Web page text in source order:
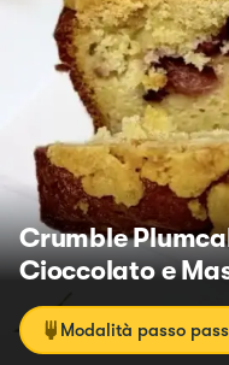
Crumble
Cioccolato e
Modalità passo